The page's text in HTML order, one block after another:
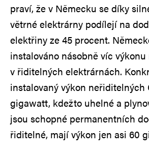
praví, že v Německu se díky
větrné elektrárny podílejí na
elektřiny ze 45 procent.
instalováno násobně víc výkonu
v řiditelných elektrárnách.
instalovaný výkon neřiditelných
gigawatt, kdežto uhelné a
jsou schopné permanentních
řiditelné, mají výkon jen asi 60